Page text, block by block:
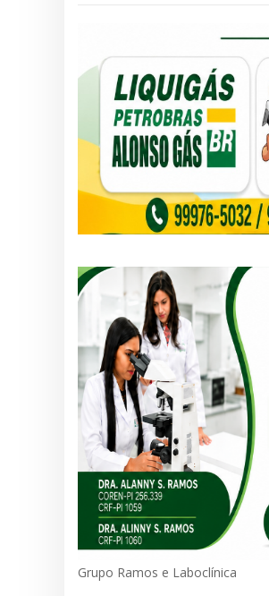
Grupo Ramos e Laboclínica